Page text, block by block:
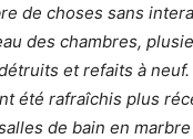
de choses sans
des chambres,
et refaits à
été rafraîchis plus
de bain en